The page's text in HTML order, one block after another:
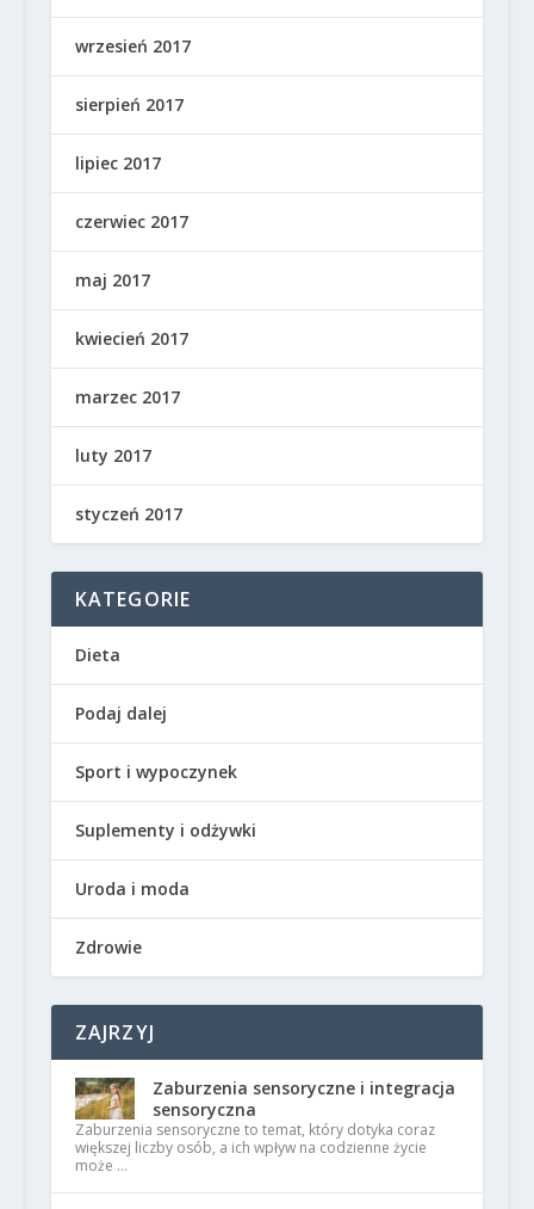
wrzesień 2017
sierpień 2017
lipiec 2017
czerwiec 2017
maj 2017
kwiecień 2017
marzec 2017
luty 2017
styczeń 2017
KATEGORIE
Dieta
Podaj dalej
Sport i wypoczynek
Suplementy i odżywki
Uroda i moda
Zdrowie
ZAJRZYJ
Zaburzenia sensoryczne i integracja
sensoryczna
Zaburzenia sensoryczne to temat, który dotyka coraz
większej liczby osób, a ich wpływ na codzienne życie
może …